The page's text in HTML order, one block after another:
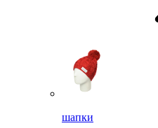
шапки